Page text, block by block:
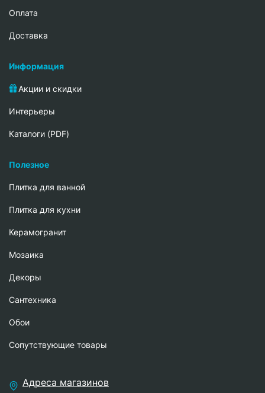
Oплата
Доставка
Информация
Акции и скидки
Интерьеры
Каталоги (PDF)
Полезное
Плитка для ванной
Плитка для кухни
Керамогранит
Мозаика
Декоры
Сантехника
Обои
Сопутствующие товары
Адреса магазинов